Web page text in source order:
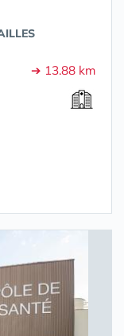
➔ 13.88 km